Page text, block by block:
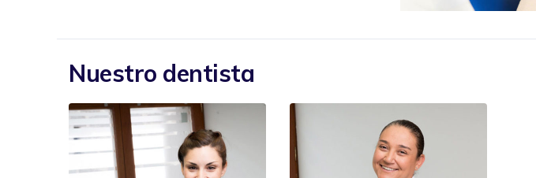
Nuestro dentista